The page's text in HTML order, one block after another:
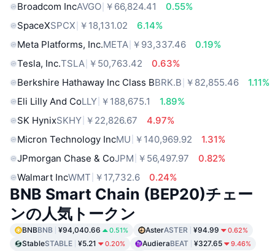
Broadcom IncAVGO ￥66,824.41
0.55%
SpaceXSPCX ￥18,131.02
6.14%
Meta Platforms, Inc.META ￥93,337.46
0.19%
Tesla, Inc.TSLA ￥50,763.42
0.63%
Berkshire Hathaway Inc Class BBRK.B ￥82,855.46
1.11%
Eli Lilly And CoLLY ￥188,675.1
1.89%
SK HynixSKHY ￥22,826.67
4.97%
Micron Technology IncMU ￥140,969.92
1.31%
JPmorgan Chase & CoJPM ￥56,497.97
0.82%
Walmart IncWMT ￥17,732.6 0.24%
BNB Smart Chain (BEP20)チェー
ンの人気トークン
BNBBNB ¥94,040.66 0.51% AsterASTER ¥94.99 0.62%
StableSTABLE ¥5.21 0.20% AudieraBEAT ¥327.65 9.46%